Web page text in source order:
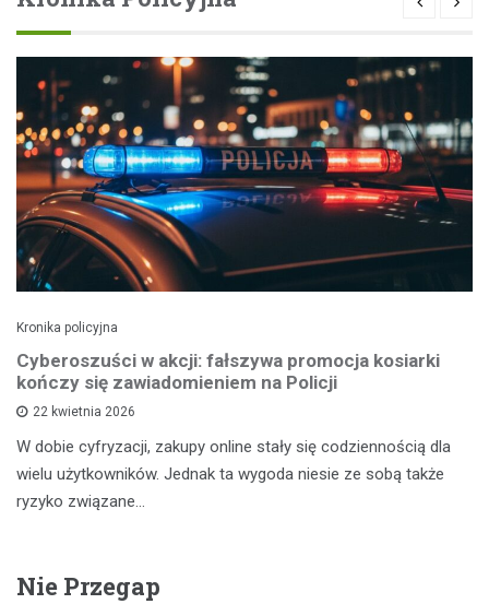
Kronika policyjna
Cyberoszuści w akcji: fałszywa promocja kosiarki
kończy się zawiadomieniem na Policji
22 kwietnia 2026
W dobie cyfryzacji, zakupy online stały się codziennością dla
wielu użytkowników. Jednak ta wygoda niesie ze sobą także
ryzyko związane…
Nie Przegap